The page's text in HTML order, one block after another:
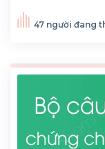
47 người đang